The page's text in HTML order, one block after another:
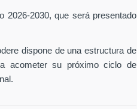
2026-2030, que será presentado
dispone de una estructura de
acometer su próximo ciclo de